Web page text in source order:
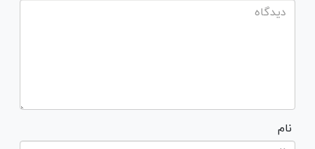
نام